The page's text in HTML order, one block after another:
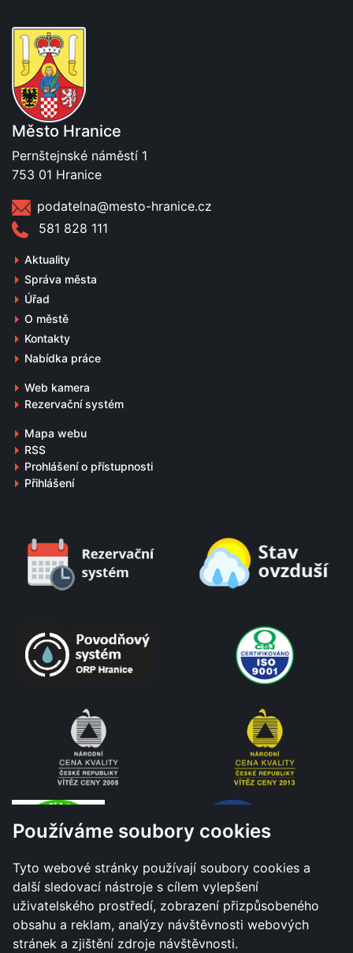
Používáme soubory cookies
Tyto webové stránky používají soubory cookies a
další sledovací nástroje s cílem vylepšení
uživatelského prostředí, zobrazení přizpůsobeného
obsahu a reklam, analýzy návštěvnosti webových
stránek a zjištění zdroje návštěvnosti.
Město Hranice
Pernštejnské náměstí 1
753 01 Hranice
podatelna@mesto-hranice.cz
581 828 111
Aktuality
Správa města
Úřad
O městě
Kontakty
Nabídka práce
Web kamera
Rezervační systém
Mapa webu
RSS
Prohlášení o přístupnosti
Přihlášení